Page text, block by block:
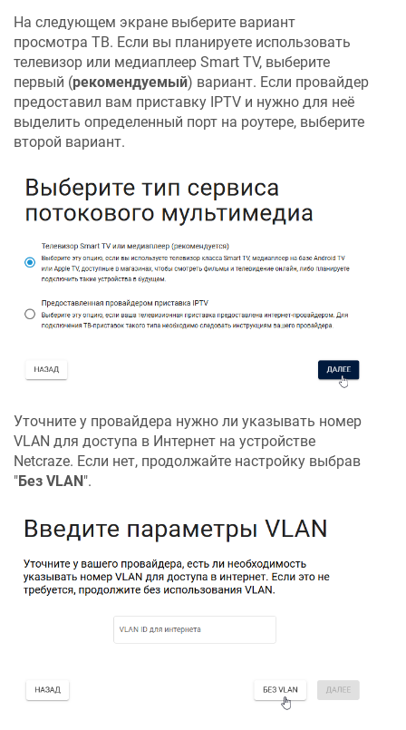
На следующем экране выберите вариант
просмотра ТВ. Если вы планируете использовать
телевизор или медиаплеер Smart TV, выберите
первый (рекомендуемый) вариант. Если провайдер
предоставил вам приставку IPTV и нужно для неё
выделить определенный порт на роутере, выберите
второй вариант.
Уточните у провайдера нужно ли указывать номер
VLAN для доступа в Интернет на устройстве
Netcraze. Если нет, продолжайте настройку выбрав
"Без VLAN".